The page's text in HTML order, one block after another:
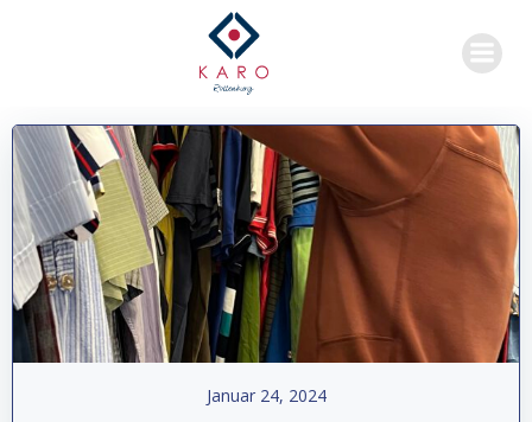
springen
Januar 24, 2024